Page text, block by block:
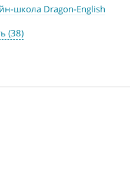
школа Dragon-English
(38)